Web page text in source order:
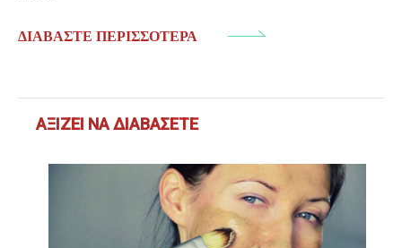
ΔΙΑΒΆΣΤΕ ΠΕΡΙΣΣΌΤΕΡΑ
ΑΞΊΖΕΙ ΝΑ ΔΙΑΒΆΣΕΤΕ